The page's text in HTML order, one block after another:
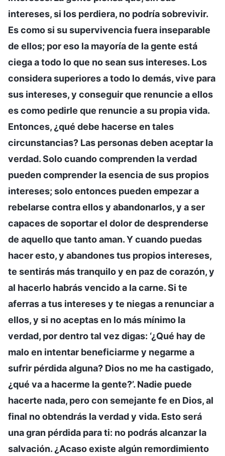
intereses, si los perdiera, no podría sobrevivir.
Es como si su supervivencia fuera inseparable
de ellos; por eso la mayoría de la gente está
ciega a todo lo que no sean sus intereses. Los
considera superiores a todo lo demás, vive para
sus intereses, y conseguir que renuncie a ellos
es como pedirle que renuncie a su propia vida.
Entonces, ¿qué debe hacerse en tales
circunstancias? Las personas deben aceptar la
verdad. Solo cuando comprenden la verdad
pueden comprender la esencia de sus propios
intereses; solo entonces pueden empezar a
rebelarse contra ellos y abandonarlos, y a ser
capaces de soportar el dolor de desprenderse
de aquello que tanto aman. Y cuando puedas
hacer esto, y abandones tus propios intereses,
te sentirás más tranquilo y en paz de corazón, y
al hacerlo habrás vencido a la carne. Si te
aferras a tus intereses y te niegas a renunciar a
ellos, y si no aceptas en lo más mínimo la
verdad, por dentro tal vez digas: ‘¿Qué hay de
malo en intentar beneficiarme y negarme a
sufrir pérdida alguna? Dios no me ha castigado,
¿qué va a hacerme la gente?’. Nadie puede
hacerte nada, pero con semejante fe en Dios, al
final no obtendrás la verdad y vida. Esto será
una gran pérdida para ti: no podrás alcanzar la
salvación. ¿Acaso existe algún remordimiento